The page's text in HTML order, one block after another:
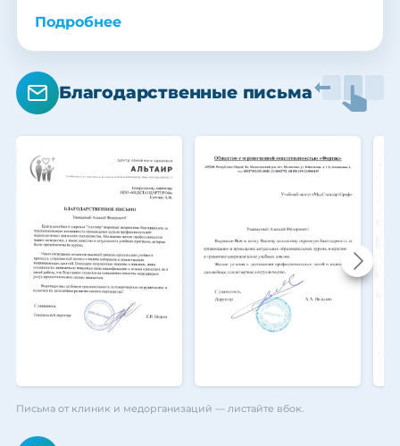
Подробнее
Благодарственные письма
Письма от клиник и медорганизаций — листайте вбок.